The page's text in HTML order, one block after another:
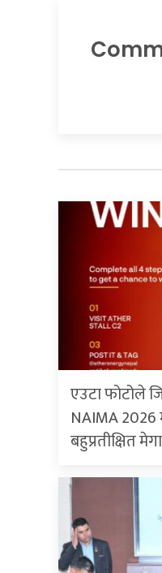
एउटा फोटोले
NAIMA 2026
बहुप्रतीक्षित